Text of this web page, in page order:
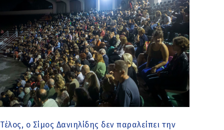
Τέλος, ο Σίμος Δανιηλίδης δεν παραλείπει την